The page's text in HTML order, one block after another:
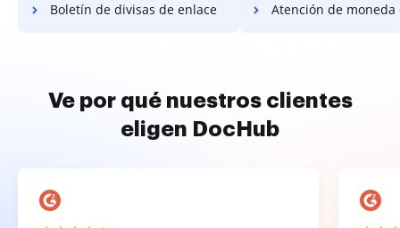
Boletín de divisas de enlace Atención de moneda
Ve por qué nuestros clientes
eligen DocHub